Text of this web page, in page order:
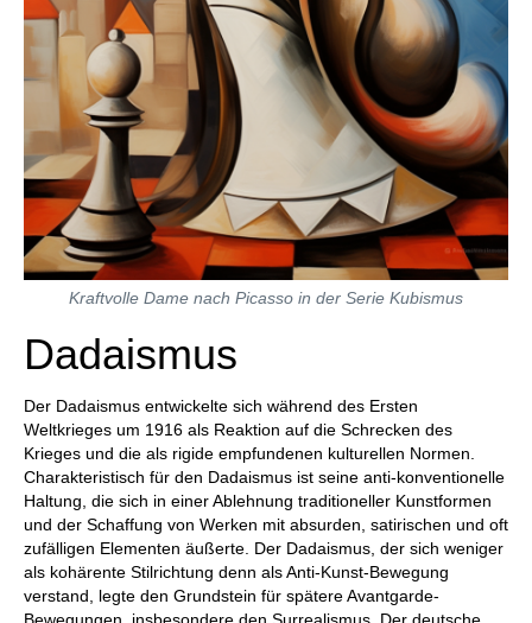
Kraftvolle Dame nach Picasso in der Serie Kubismus
Dadaismus
Der Dadaismus entwickelte sich während des Ersten
Weltkrieges um 1916 als Reaktion auf die Schrecken des
Krieges und die als rigide empfundenen kulturellen Normen.
Charakteristisch für den Dadaismus ist seine anti-konventionelle
Haltung, die sich in einer Ablehnung traditioneller Kunstformen
und der Schaffung von Werken mit absurden, satirischen und oft
zufälligen Elementen äußerte. Der Dadaismus, der sich weniger
als kohärente Stilrichtung denn als Anti-Kunst-Bewegung
verstand, legte den Grundstein für spätere Avantgarde-